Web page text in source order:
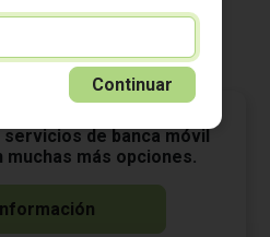
Continuar
de banca móvil
más opciones.